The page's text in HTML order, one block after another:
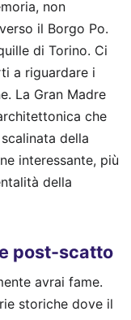
non
il Borgo Po.
di Torino. Ci
a riguardare i
La Gran Madre
che
della
interessante, più
della
post-scatto
avrai fame.
storiche dove il